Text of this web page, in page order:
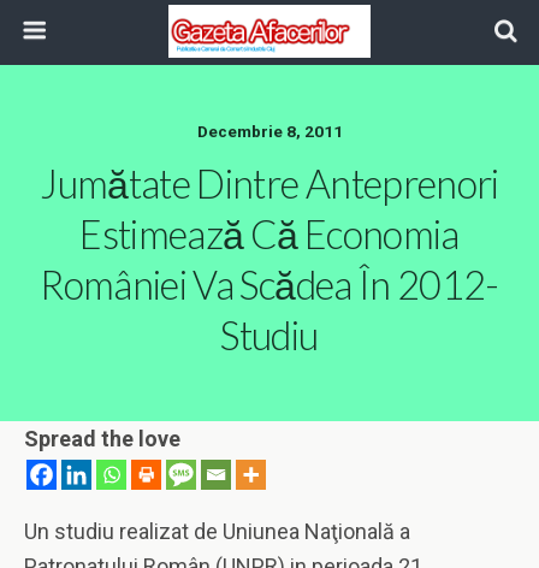
Decembrie 8, 2011
Jumătate Dintre Anteprenori
Estimează Că Economia
României Va Scădea În 2012-
Studiu
Spread the love
Un studiu realizat de Uniunea Naţională a